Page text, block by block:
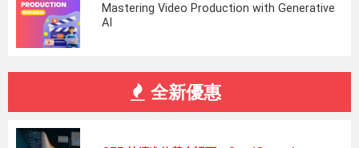
Mastering Video Production with Generative
AI
全新優惠